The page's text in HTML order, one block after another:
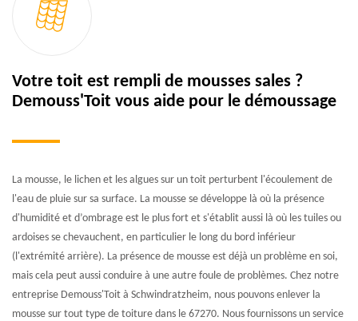
Votre toit est rempli de mousses sales ?
Demouss'Toit vous aide pour le démoussage
La mousse, le lichen et les algues sur un toit perturbent l'écoulement de
l'eau de pluie sur sa surface. La mousse se développe là où la présence
d'humidité et d’ombrage est le plus fort et s'établit aussi là où les tuiles ou
ardoises se chevauchent, en particulier le long du bord inférieur
(l'extrémité arrière). La présence de mousse est déjà un problème en soi,
mais cela peut aussi conduire à une autre foule de problèmes. Chez notre
entreprise Demouss'Toit à Schwindratzheim, nous pouvons enlever la
mousse sur tout type de toiture dans le 67270. Nous fournissons un service